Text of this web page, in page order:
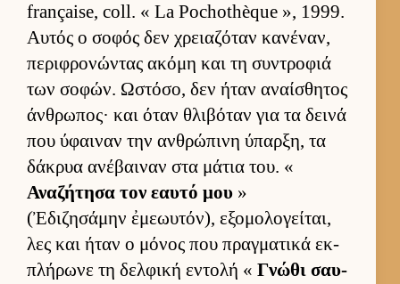
française, coll. « La Pochothèque », 1999.
Αυ­τός ο σοφός δεν χρεια­ζόταν κανέναν,
περιφρονώντας ακόμη και τη συντροφιά
των σοφών. Ωστόσο, δεν ήταν αναί­σθητος
άν­θρωπος· και όταν θλιβόταν για τα δεινά
που ύφαι­ναν την αν­θρώπινη ύπαρ­ξη, τα
δάκρυα ανέβαι­ναν στα μάτια του. «
Αναζήτησα τον εαυτό μου »
(Ἐδιζησάμην ἐμεωυτόν), εξομολογεί­ται,
λες και ήταν ο μόνος που πραγ­ματικά εκ­
πλήρωνε τη δελ­φική εντολή « Γνώθι σαυ­